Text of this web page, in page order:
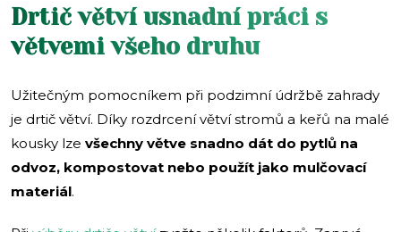
Drtič větví usnadní práci s
větvemi všeho druhu
Užitečným pomocníkem při podzimní údržbě zahrady
je drtič větví. Díky rozdrcení větví stromů a keřů na malé
kousky lze všechny větve snadno dát do pytlů na
odvoz, kompostovat nebo použít jako mulčovací
materiál.